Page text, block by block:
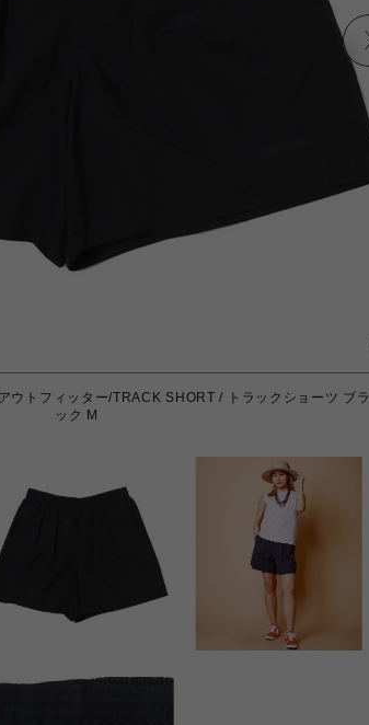
ウトフィッター/TRACK SHORT / トラックショーツ ブラ
ック M